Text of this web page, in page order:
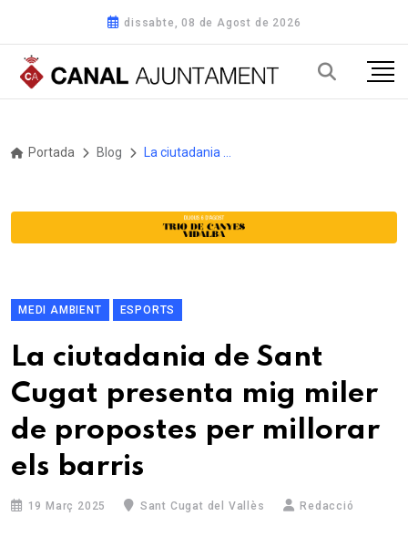
dissabte, 08 de Agost de 2026
Portada Blog
MEDI AMBIENT ESPORTS
La ciutadania de Sant
Cugat presenta mig miler
de propostes per millorar
els barris
19 Març 2025 Sant Cugat del Vallès Redacció